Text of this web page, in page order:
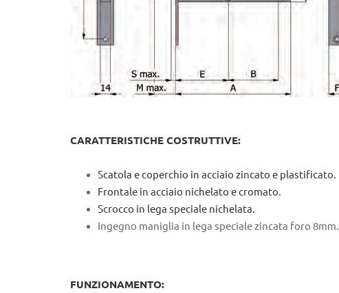
CARATTERISTICHE COSTRUTTIVE:
Scatola e coperchio in acciaio zincato e plastificato.
Frontale in acciaio nichelato e cromato.
Scrocco in lega speciale nichelata.
Ingegno maniglia in lega speciale zincata foro 8mm.
FUNZIONAMENTO: